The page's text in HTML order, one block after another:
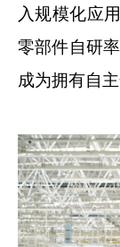
入规模化应
零部件自研
成为拥有自